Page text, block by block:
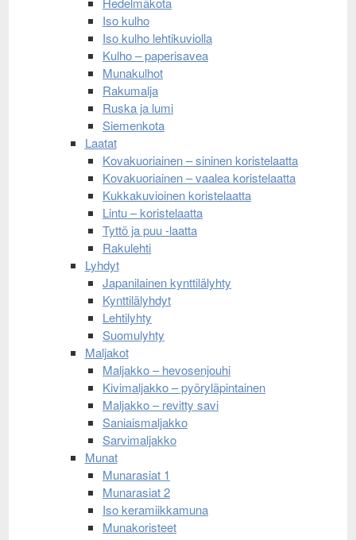
Iso kulho
Iso kulho lehtikuviolla
Kulho – paperisavea
Munakulhot
Rakumalja
Ruska ja lumi
Siemenkota
Laatat
Kovakuoriainen – sininen koristelaatta
Kovakuoriainen – vaalea koristelaatta
Kukkakuvioinen koristelaatta
Lintu – koristelaatta
Tyttö ja puu -laatta
Rakulehti
Lyhdyt
Japanilainen kynttilälyhty
Kynttilälyhdyt
Lehtilyhty
Suomulyhty
Maljakot
Maljakko – hevosenjouhi
Kivimaljakko – pyöryläpintainen
Maljakko – revitty savi
Saniaismaljakko
Sarvimaljakko
Munat
Munarasiat 1
Munarasiat 2
Iso keramiikkamuna
Munakoristeet